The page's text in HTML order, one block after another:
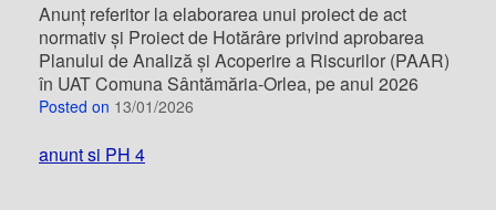
Anunț referitor la elaborarea unui proiect de act
normativ și Proiect de Hotărâre privind aprobarea
Planului de Analiză și Acoperire a Riscurilor (PAAR)
în UAT Comuna Sântămăria-Orlea, pe anul 2026
Posted on 13/01/2026
anunt si PH 4